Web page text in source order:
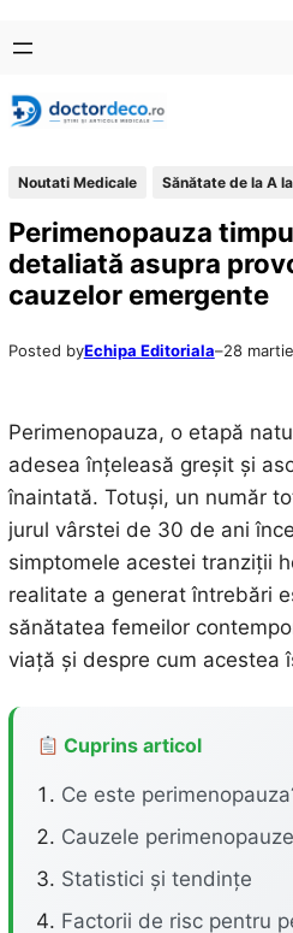
conținut
content
Noutati Medicale Sănătate de la A
Perimenopauza
detaliată asupra
cauzelor emergente
Posted byEchipa Editoriala–28
Perimenopauza, o etapă
adesea înțeleasă greșit și
înaintată. Totuși, un număr
jurul vârstei de 30 de ani
simptomele acestei tranziții
realitate a generat întrebări
sănătatea femeilor
viață și despre cum acestea
Cuprins articol
Ce este
Cauzele
Statistici și tendințe
Factorii de risc pentru